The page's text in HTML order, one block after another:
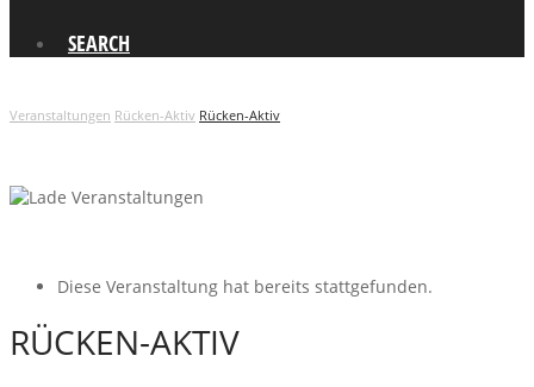
SEARCH
Veranstaltungen Rücken-Aktiv Rücken-Aktiv
Diese Veranstaltung hat bereits stattgefunden.
RÜCKEN-AKTIV